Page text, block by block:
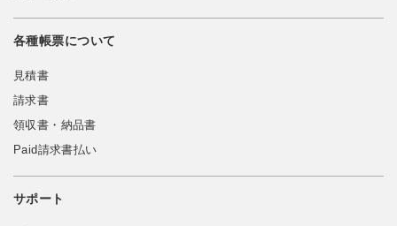
各種帳票について
見積書
請求書
領収書・納品書
Paid請求書払い
サポート